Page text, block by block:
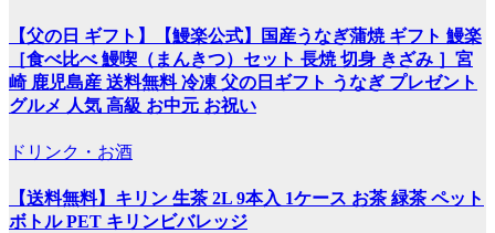
【父の日 ギフト】【鰻楽公式】国産うなぎ蒲焼 ギフト 鰻楽
［食べ比べ 鰻喫（まんきつ）セット 長焼 切身 きざみ ］宮
崎 鹿児島産 送料無料 冷凍 父の日ギフト うなぎ プレゼント
グルメ 人気 高級 お中元 お祝い
ドリンク・お酒
【送料無料】キリン 生茶 2L 9本入 1ケース お茶 緑茶 ペット
ボトル PET キリンビバレッジ